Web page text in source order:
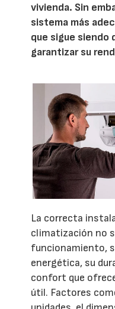
vivienda. Sin
sistema más
que sigue siendo
garantizar su
La correcta
climatización no
funcionamiento,
energética, su
confort que
útil. Factores